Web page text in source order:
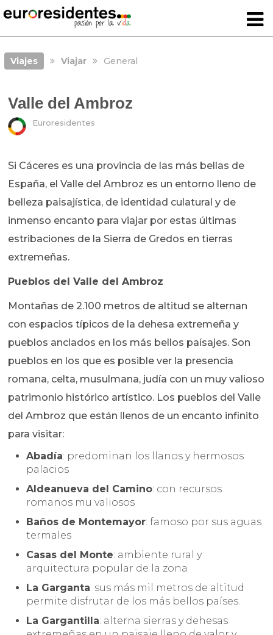
Viajes Viajar General
Valle del Ambroz
Euroresidentes
Si Cáceres es una provincia de las más bellas de
España, el Valle del Ambroz es un entorno lleno de
belleza paisajística, de identidad culatural y de
inmenso encanto para viajar por estas últimas
estribaciones de la Sierra de Gredos en tierras
extremeñas.
Pueblos del Valle del Ambroz
Montañas de 2.100 metros de altitud se alternan
con espacios típicos de la dehesa extremeña y
pueblos anclados en los más bellos paísajes. Son
pueblos en los que es posible ver la presencia
romana, celta, musulmana, judía con un muy valioso
patrimonio histórico artístico. Los pueblos del Valle
del Ambroz que están llenos de un encanto infinito
para visitar:
Abadía: predominan los llanos y hermosos
palacios
Aldeanueva del Camino: con recursos
romanos mu valiosos
Baños de Montemayor: famoso por sus aguas
termales
Casas del Monte: ambiente rural y
arquitectura popular de la zona
La Garganta: sus más mil metros de altitud
permite disfrutar de los más bellos países.
La Gargantilla: alterna sierras y dehesas